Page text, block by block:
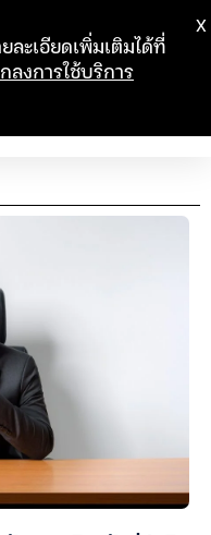
ละเอียดเพิ่มเติมได้ที่
ลงการใช้บริการ
X